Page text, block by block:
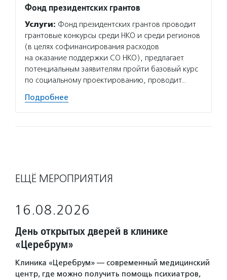
Фонд президентских грантов
Услуги: Фонд президентских грантов проводит
грантовые конкурсы среди НКО и среди регионов
(в целях софинансирования расходов
на оказание поддержки СО НКО), предлагает
потенциальным заявителям пройти базовый курс
по социальному проектированию, проводит…
Подробнее
ЕЩЁ МЕРОПРИЯТИЯ
16.08.2026
День открытых дверей в клинике
«Церебрум»
Клиника «Церебрум» — современный медицинский
центр, где можно получить помощь психиатров,